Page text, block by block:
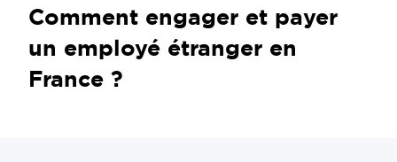
Comment engager et payer
un employé étranger en
France ?